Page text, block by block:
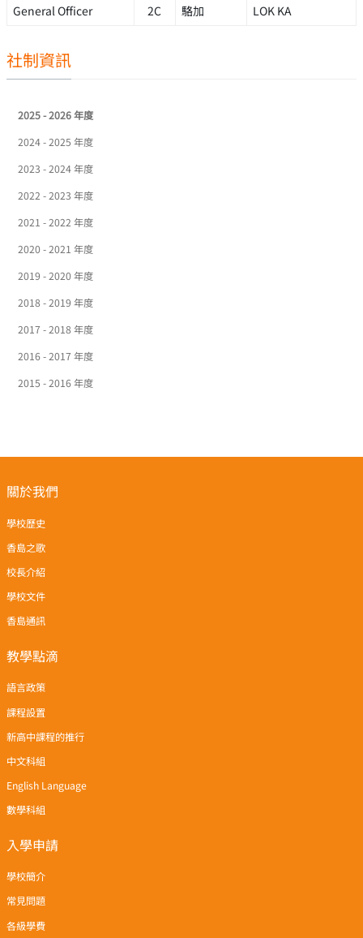
General Officer
2C 駱加 LOK KA
社制資訊
2025 - 2026 年度
2024 - 2025 年度
2023 - 2024 年度
2022 - 2023 年度
2021 - 2022 年度
2020 - 2021 年度
2019 - 2020 年度
2018 - 2019 年度
2017 - 2018 年度
2016 - 2017 年度
2015 - 2016 年度
關於我們
學校歷史
香島之歌
校長介紹
學校文件
香島通訊
教學點滴
語言政策
課程設置
新高中課程的推行
中文科組
English Language
數學科組
入學申請
學校簡介
常見問題
各級學費